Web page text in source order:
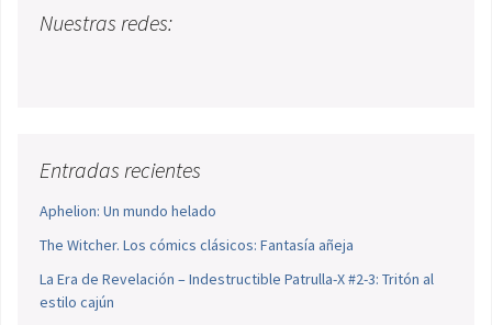
Nuestras redes:
Entradas recientes
Aphelion: Un mundo helado
The Witcher. Los cómics clásicos: Fantasía añeja
La Era de Revelación – Indestructible Patrulla-X #2-3: Tritón al
estilo cajún